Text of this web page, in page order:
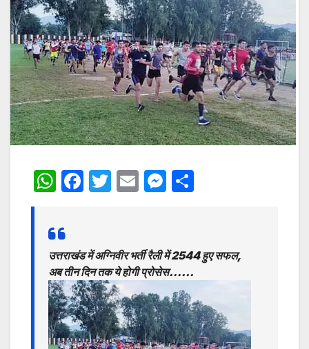
W
at
s
A
p
p
F
e
b
o
o
k
T
er
E
l
M
s
e
n
g
er
e
उत्तराखंड में अग्निवीर भर्ती रैली में 2544 हुए सफल,
अब तीन दिन तक ये होगी प्रोसेस……